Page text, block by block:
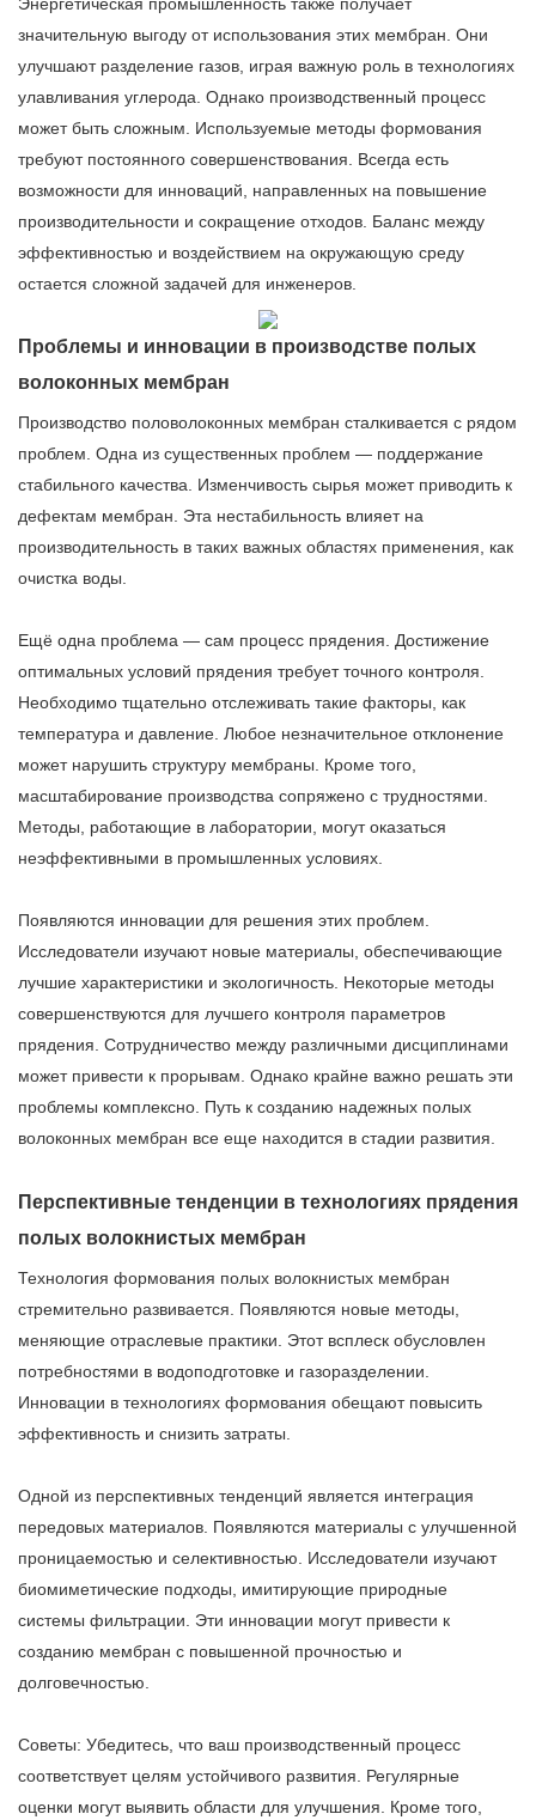
Энергетическая промышленность также получает
значительную выгоду от использования этих мембран. Они
улучшают разделение газов, играя важную роль в технологиях
улавливания углерода. Однако производственный процесс
может быть сложным. Используемые методы формования
требуют постоянного совершенствования. Всегда есть
возможности для инноваций, направленных на повышение
производительности и сокращение отходов. Баланс между
эффективностью и воздействием на окружающую среду
остается сложной задачей для инженеров.
Проблемы и инновации в производстве полых
волоконных мембран
Производство половолоконных мембран сталкивается с рядом
проблем. Одна из существенных проблем — поддержание
стабильного качества. Изменчивость сырья может приводить к
дефектам мембран. Эта нестабильность влияет на
производительность в таких важных областях применения, как
очистка воды.
Ещё одна проблема — сам процесс прядения. Достижение
оптимальных условий прядения требует точного контроля.
Необходимо тщательно отслеживать такие факторы, как
температура и давление. Любое незначительное отклонение
может нарушить структуру мембраны. Кроме того,
масштабирование производства сопряжено с трудностями.
Методы, работающие в лаборатории, могут оказаться
неэффективными в промышленных условиях.
Появляются инновации для решения этих проблем.
Исследователи изучают новые материалы, обеспечивающие
лучшие характеристики и экологичность. Некоторые методы
совершенствуются для лучшего контроля параметров
прядения. Сотрудничество между различными дисциплинами
может привести к прорывам. Однако крайне важно решать эти
проблемы комплексно. Путь к созданию надежных полых
волоконных мембран все еще находится в стадии развития.
Перспективные тенденции в технологиях прядения
полых волокнистых мембран
Технология формования полых волокнистых мембран
стремительно развивается. Появляются новые методы,
меняющие отраслевые практики. Этот всплеск обусловлен
потребностями в водоподготовке и газоразделении.
Инновации в технологиях формования обещают повысить
эффективность и снизить затраты.
Одной из перспективных тенденций является интеграция
передовых материалов. Появляются материалы с улучшенной
проницаемостью и селективностью. Исследователи изучают
биомиметические подходы, имитирующие природные
системы фильтрации. Эти инновации могут привести к
созданию мембран с повышенной прочностью и
долговечностью.
Советы: Убедитесь, что ваш производственный процесс
соответствует целям устойчивого развития. Регулярные
оценки могут выявить области для улучшения. Кроме того,